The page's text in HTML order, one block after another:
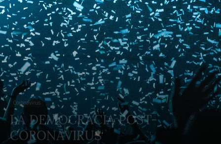
Coronavirus
LA DEMOCRACIA POST-
CORONAVIRUS